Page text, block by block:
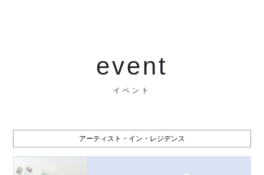
event
イベント
アーティスト・イン・レジデンス